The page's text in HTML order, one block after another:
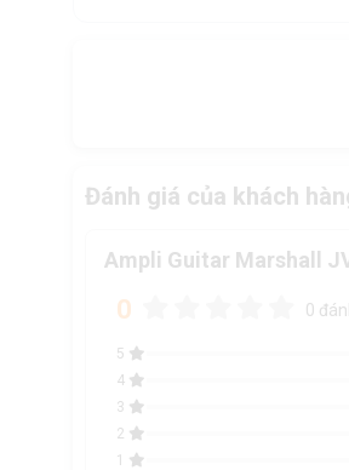
Đánh giá của khách
Ampli Guitar Marshall
0 0
5
4
3
2
1